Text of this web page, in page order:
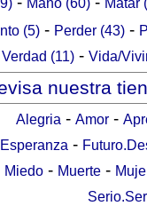
Mano (60)
Matar
(5) - Perder (43) -
Verdad (11) - Vida/
nuestra
Alegria - Amor-
Esperanza -
Miedo - Muerte -